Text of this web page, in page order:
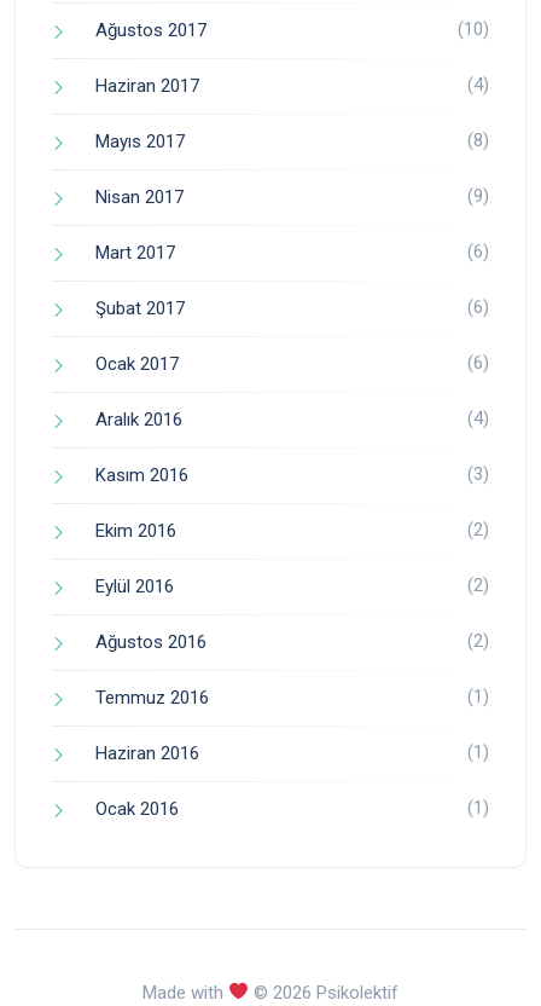
Ağustos 2017 (10)
Haziran 2017 (4)
Mayıs 2017 (8)
Nisan 2017 (9)
Mart 2017 (6)
Şubat 2017 (6)
Ocak 2017 (6)
Aralık 2016 (4)
Kasım 2016 (3)
Ekim 2016 (2)
Eylül 2016 (2)
Ağustos 2016 (2)
Temmuz 2016 (1)
Haziran 2016 (1)
Ocak 2016 (1)
Made with © 2026 Psikolektif